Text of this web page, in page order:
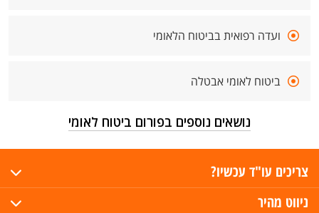
ועדה רפואית בביטוח הלאומי
ביטוח לאומי אבטלה
נושאים נוספים בפורום ביטוח לאומי
צריכים עו"ד עכשיו?
ניווט מהיר